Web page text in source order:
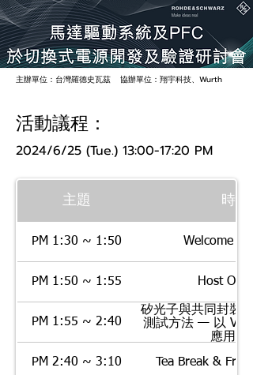
主辦單位：台灣羅德史瓦茲 協辦單位：翔宇科技、Wurth
活動議程：
2024/6/25 (Tue.) 13:00-17:20 PM
主題 時間
PM 1:30 ~ 1:50 Welcome 報
PM 1:50 ~ 1:55 Host
PM 1:55 ~ 2:40
矽光子與共同封裝
測試方法 — 以
應用實
PM 2:40 ~ 3:10
Tea Break & Free